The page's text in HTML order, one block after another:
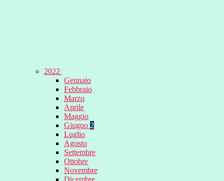
2022
Gennaio
Febbraio
Marzo
Aprile
Maggio
Giugno 2
Luglio
Agosto
Settembre
Ottobre
Novembre